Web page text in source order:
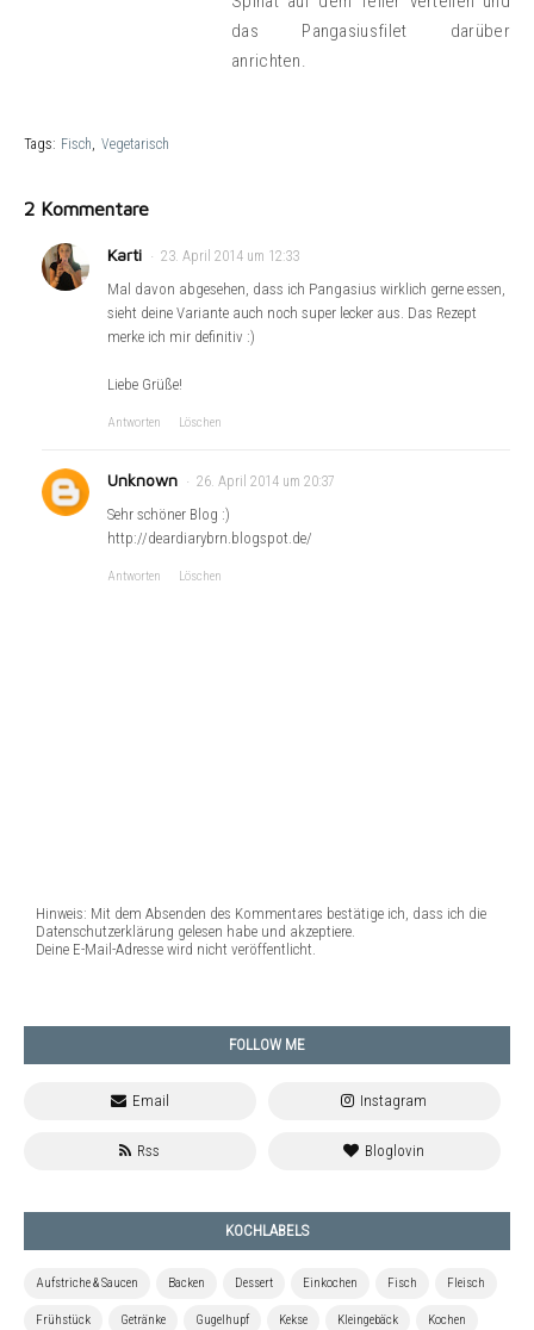
das Pangasiusfilet darüber
anrichten.
Tags: Fisch Vegetarisch
2 Kommentare
Karti 23. April 2014 um 12:33
Mal davon abgesehen, dass ich Pangasius wirklich gerne essen,
sieht deine Variante auch noch super lecker aus. Das Rezept
merke ich mir definitiv :)
Liebe Grüße!
Antworten Löschen
Unknown 26. April 2014 um 20:37
Sehr schöner Blog :)
http://deardiarybrn.blogspot.de/
Antworten Löschen
Hinweis: Mit dem Absenden des Kommentares bestätige ich, dass ich die
Datenschutzerklärung gelesen habe und akzeptiere.
Deine E-Mail-Adresse wird nicht veröffentlicht.
FOLLOW ME
KOCHLABELS
Aufstriche & Saucen Backen Dessert Einkochen Fisch Fleisch
Frühstück Getränke Gugelhupf Kekse Kleingebäck Kochen